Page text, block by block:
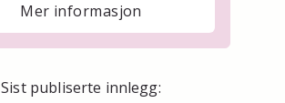
Mer informasjon
Sist publiserte innlegg: